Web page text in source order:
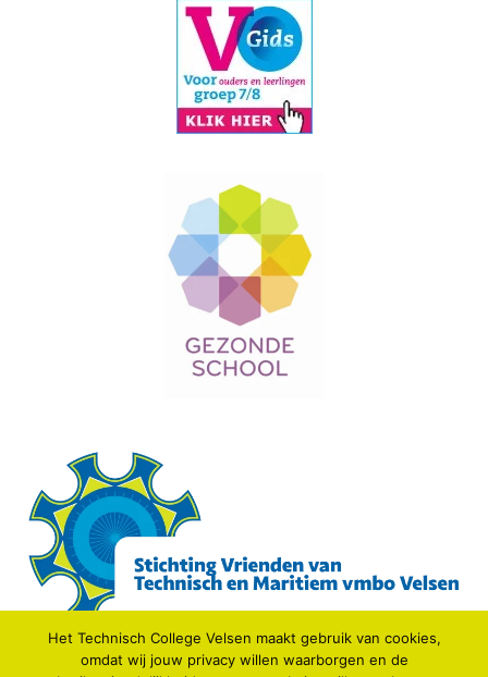
Het Technisch College Velsen maakt gebruik van cookies,
omdat wij jouw privacy willen waarborgen en de